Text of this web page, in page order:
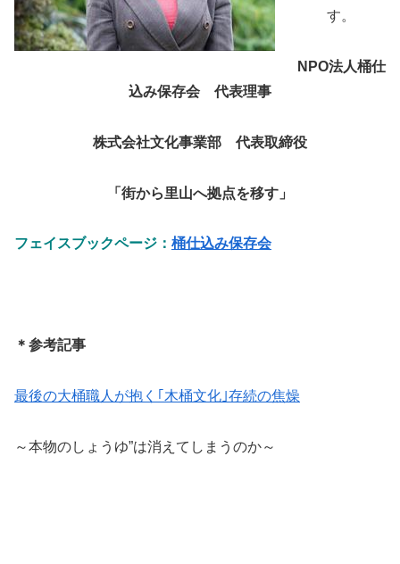
す。
NPO法人桶仕
込み保存会 代表理事
株式会社文化事業部 代表取締役
「街から里山へ拠点を移す」
フェイスブックページ： 桶仕込み保存会
＊参考記事
最後の大桶職人が抱く｢木桶文化｣存続の焦燥
～本物のしょうゆ”は消えてしまうのか～